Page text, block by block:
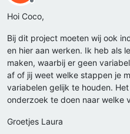
Offline
Hoi Coco,
Bij dit project moeten wij ook
en hier aan werken. Ik heb als
maken, waarbij er geen
af of jij weet welke stappen je
variabelen gelijk te houden.
onderzoek te doen naar welke
Groetjes Laura